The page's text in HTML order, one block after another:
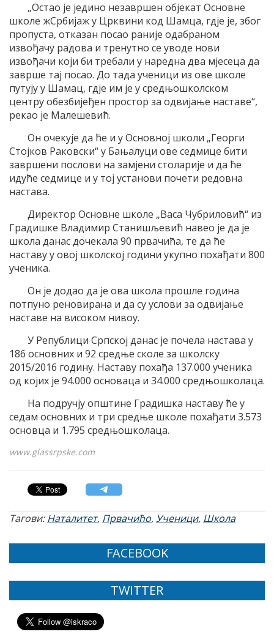
„Остао је једино незавршен објекат Основне
школе жСрбијаж у Црквини код Шамца, гдје је, због
пропуста, отказан посао раније одабраном
извођачу радова и тренутно се уводе нови
извођачи који би требали у наредна два мјесеца да
заврше тај посао. До тада ученици из ове школе
путују у Шамац, гдје им је у средњошколском
центру обезбијеђен простор за одвијање наставе“,
рекао је Малешевић.
Он очекује да ће и у Основној школи „Георги
Стојков Раковски“ у Бањалуци ове седмице бити
завршени послови на замјени столарије и да ће
идуће седмице и у тој установи почети редовна
настава.
Директор Основне школе „Васа Чубриловић“ из
Градишке Владимир Станишљевић навео је да је
школа данас дочекала 90 првачића, те да ће
наставу у овој школској години укупно похађати 800
ученика.
Он је додао да је ова школа прошле година
потпуно реновирана и да су услови за одвијање
наставе на високом нивоу.
У Републици Српској данас је почела настава у
186 основних и 92 средње сколе за школску
2015/2016 годину. Наставу похађа 137.000 ученика
од којих је 94.000 основаца и 34.000 средњошколаца.
На подручју општине Градишка наставу ће у
седам основних и три средње школе похађати 3.573
основца и 1.795 средњошколаца.
www.glassrpske.com
Тагови:Наталитет, Првачићо,Ученици, Школа
FACEBOOK
TWITTER